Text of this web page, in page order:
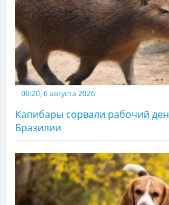
00:20, 6 августа 2026
Капибары сорвали рабочий
Бразилии